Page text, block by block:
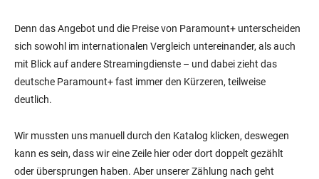
Denn das Angebot und die Preise von Paramount+ unterscheiden
sich sowohl im internationalen Vergleich untereinander, als auch
mit Blick auf andere Streamingdienste – und dabei zieht das
deutsche Paramount+ fast immer den Kürzeren, teilweise
deutlich.
Wir mussten uns manuell durch den Katalog klicken, deswegen
kann es sein, dass wir eine Zeile hier oder dort doppelt gezählt
oder übersprungen haben. Aber unserer Zählung nach geht